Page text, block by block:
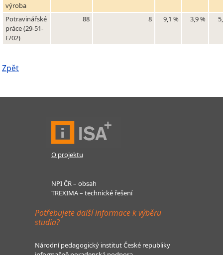
výroba
Potravinářské
práce (29-51-
E/02)
88 8 9,1 % 3,9 %
Zpět
O projektu
NPI ČR – obsah
TREXIMA – technické řešení
Potřebujete další informace k výběru
studia?
Národní pedagogický institut České republiky